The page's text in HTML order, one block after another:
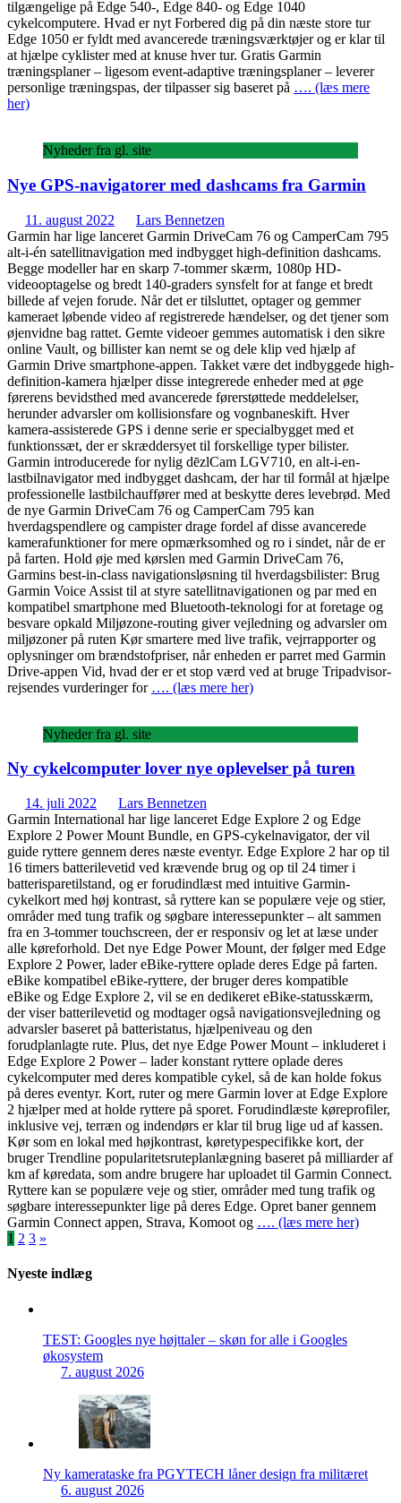
tilgængelige på Edge 540-, Edge 840- og Edge 1040
cykelcomputere. Hvad er nyt Forbered dig på din næste store tur
Edge 1050 er fyldt med avancerede træningsværktøjer og er klar til
at hjælpe cyklister med at knuse hver tur. Gratis Garmin
træningsplaner – ligesom event-adaptive træningsplaner – leverer
personlige træningspas, der tilpasser sig baseret på …. (læs mere
her)
Nyheder fra gl. site
Nye GPS-navigatorer med dashcams fra Garmin
11. august 2022
Lars Bennetzen
Garmin har lige lanceret Garmin DriveCam 76 og CamperCam 795
alt-i-én satellitnavigation med indbygget high-definition dashcams.
Begge modeller har en skarp 7-tommer skærm, 1080p HD-
videooptagelse og bredt 140-graders synsfelt for at fange et bredt
billede af vejen forude. Når det er tilsluttet, optager og gemmer
kameraet løbende video af registrerede hændelser, og det tjener som
øjenvidne bag rattet. Gemte videoer gemmes automatisk i den sikre
online Vault, og billister kan nemt se og dele klip ved hjælp af
Garmin Drive smartphone-appen. Takket være det indbyggede high-
definition-kamera hjælper disse integrerede enheder med at øge
førerens bevidsthed med avancerede førerstøttede meddelelser,
herunder advarsler om kollisionsfare og vognbaneskift. Hver
kamera-assisterede GPS i denne serie er specialbygget med et
funktionssæt, der er skræddersyet til forskellige typer bilister.
Garmin introducerede for nylig dēzlCam LGV710, en alt-i-en-
lastbilnavigator med indbygget dashcam, der har til formål at hjælpe
professionelle lastbilchauffører med at beskytte deres levebrød. Med
de nye Garmin DriveCam 76 og CamperCam 795 kan
hverdagspendlere og campister drage fordel af disse avancerede
kamerafunktioner for mere opmærksomhed og ro i sindet, når de er
på farten. Hold øje med kørslen med Garmin DriveCam 76,
Garmins best-in-class navigationsløsning til hverdagsbilister: Brug
Garmin Voice Assist til at styre satellitnavigationen og par med en
kompatibel smartphone med Bluetooth-teknologi for at foretage og
besvare opkald Miljøzone-routing giver vejledning og advarsler om
miljøzoner på ruten Kør smartere med live trafik, vejrrapporter og
oplysninger om brændstofpriser, når enheden er parret med Garmin
Drive-appen Vid, hvad der er et stop værd ved at bruge Tripadvisor-
rejsendes vurderinger for …. (læs mere her)
Nyheder fra gl. site
Ny cykelcomputer lover nye oplevelser på turen
14. juli 2022
Lars Bennetzen
Garmin International har lige lanceret Edge Explore 2 og Edge
Explore 2 Power Mount Bundle, en GPS-cykelnavigator, der vil
guide ryttere gennem deres næste eventyr. Edge Explore 2 har op til
16 timers batterilevetid ved krævende brug og op til 24 timer i
batterisparetilstand, og er forudindlæst med intuitive Garmin-
cykelkort med høj kontrast, så ryttere kan se populære veje og stier,
områder med tung trafik og søgbare interessepunkter – alt sammen
fra en 3-tommer touchscreen, der er responsiv og let at læse under
alle køreforhold. Det nye Edge Power Mount, der følger med Edge
Explore 2 Power, lader eBike-ryttere oplade deres Edge på farten.
eBike kompatibel eBike-ryttere, der bruger deres kompatible
eBike og Edge Explore 2, vil se en dedikeret eBike-statusskærm,
der viser batterilevetid og modtager også navigationsvejledning og
advarsler baseret på batteristatus, hjælpeniveau og den
forudplanlagte rute. Plus, det nye Edge Power Mount – inkluderet i
Edge Explore 2 Power – lader konstant ryttere oplade deres
cykelcomputer med deres kompatible cykel, så de kan holde fokus
på deres eventyr. Kort, ruter og mere Garmin lover at Edge Explore
2 hjælper med at holde ryttere på sporet. Forudindlæste køreprofiler,
inklusive vej, terræn og indendørs er klar til brug lige ud af kassen.
Kør som en lokal med højkontrast, køretypespecifikke kort, der
bruger Trendline popularitetsruteplanlægning baseret på milliarder af
km af køredata, som andre brugere har uploadet til Garmin Connect.
Ryttere kan se populære veje og stier, områder med tung trafik og
søgbare interessepunkter lige på deres Edge. Opret baner gennem
Garmin Connect appen, Strava, Komoot og …. (læs mere her)
Indlægsinddeling
1 2 3 »
Nyeste indlæg
TEST: Googles nye højttaler – skøn for alle i Googles
økosystem
7. august 2026
Ny kamerataske fra PGYTECH låner design fra militæret
6. august 2026